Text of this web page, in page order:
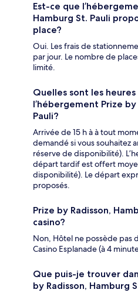
Est-ce que
Hamburg St. Pauli
place?
Oui. Les frais de
par jour. Le nombre de
limité.
Quelles sont les
l’hébergement Prize
Pauli?
Arrivée de 15 h à à tout
demandé si vous souhaitez
réserve de disponibilité).
départ tardif est offert
disponibilité). Le départ
proposés.
Prize by Radisson,
casino?
Non, Hôtel ne possède pas
Casino Esplanade (à 4
Que puis-je trouver
by Radisson, Hamburg